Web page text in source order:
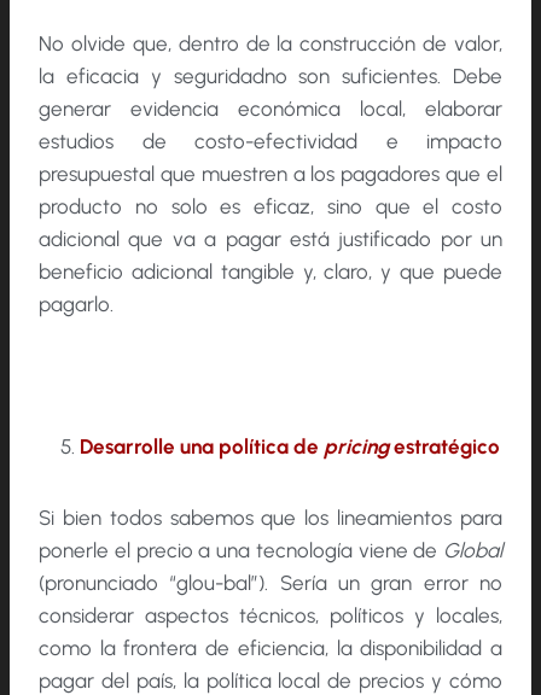
No olvide que, dentro de la construcción de valor,
la eficacia y seguridadno son suficientes. Debe
generar evidencia económica local, elaborar
estudios de costo-efectividad e impacto
presupuestal que muestren a los pagadores que el
producto no solo es eficaz, sino que el costo
adicional que va a pagar está justificado por un
beneficio adicional tangible y, claro, y que puede
pagarlo.
Desarrolle una política de pricingestratégico
Si bien todos sabemos que los lineamientos para
ponerle el precio a una tecnología viene de Global
(pronunciado “glou-bal”). Sería un gran error no
considerar aspectos técnicos, políticos y locales,
como la frontera de eficiencia, la disponibilidad a
pagar del país, la política local de precios y cómo